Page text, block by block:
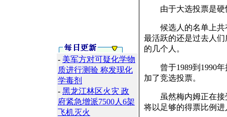
- 美军方对可疑化学物
质进行测验 称发现化
学毒剂
- 黑龙江林区火灾 政
府紧急增派7500人6架
飞机灭火
由于大选投票是硬
候选人的名单上共
最活跃的还是过去人
的几个人。
曾于1989到1990年
加了竞选投票。
虽然梅内姆正在接
将以足够的得票比例